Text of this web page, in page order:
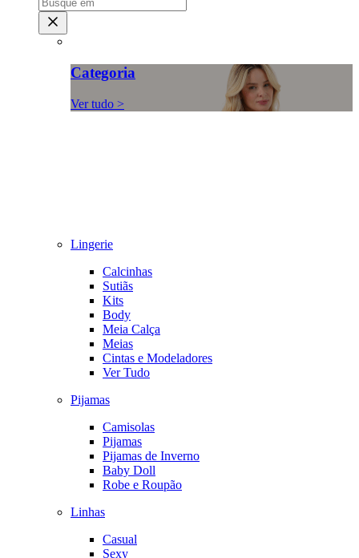
Categoria
Ver tudo >
Lingerie
Calcinhas
Sutiãs
Kits
Body
Meia Calça
Meias
Cintas e Modeladores
Ver Tudo
Pijamas
Camisolas
Pijamas
Pijamas de Inverno
Baby Doll
Robe e Roupão
Linhas
Casual
Sexy